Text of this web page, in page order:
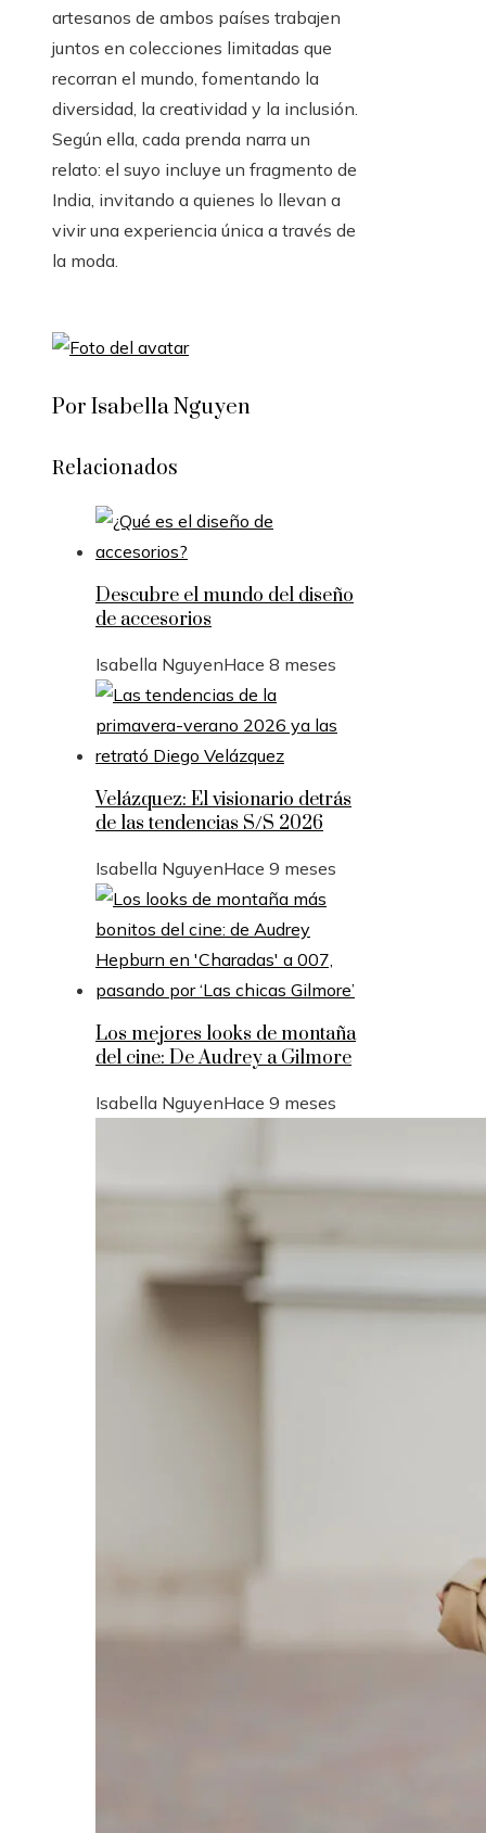
artesanos de ambos países trabajen
juntos en colecciones limitadas que
recorran el mundo, fomentando la
diversidad, la creatividad y la inclusión.
Según ella, cada prenda narra un
relato: el suyo incluye un fragmento de
India, invitando a quienes lo llevan a
vivir una experiencia única a través de
la moda.
Por Isabella Nguyen
Relacionados
Descubre el mundo del diseño
de accesorios
Isabella NguyenHace 8 meses
Velázquez: El visionario detrás
de las tendencias S/S 2026
Isabella NguyenHace 9 meses
Los mejores looks de montaña
del cine: De Audrey a Gilmore
Isabella NguyenHace 9 meses